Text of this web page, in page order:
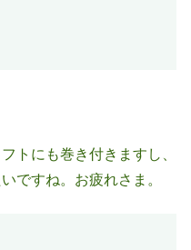
トにも巻き付きますし、
ですね。お疲れさま。